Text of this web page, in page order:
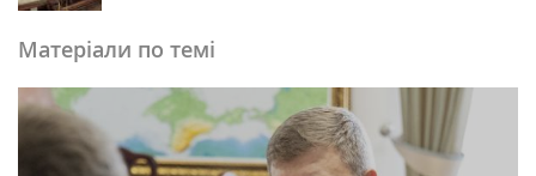
Матеріали по темі